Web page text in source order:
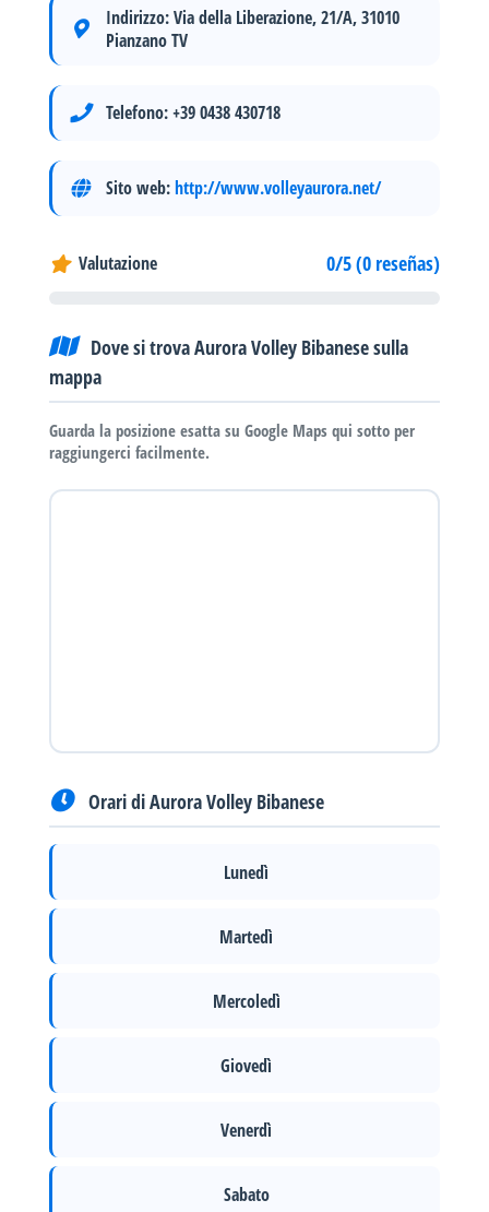
Indirizzo:Via della Liberazione, 21/A, 31010
Pianzano TV
Telefono:+39 0438 430718
Sito web:http://www.volleyaurora.net/
Valutazione 0/5 (0 reseñas)
Dove si trova Aurora Volley Bibanese sulla
mappa
Guarda la posizione esatta su Google Maps qui sotto per
raggiungerci facilmente.
Orari di Aurora Volley Bibanese
Lunedì
Martedì
Mercoledì
Giovedì
Venerdì
Sabato